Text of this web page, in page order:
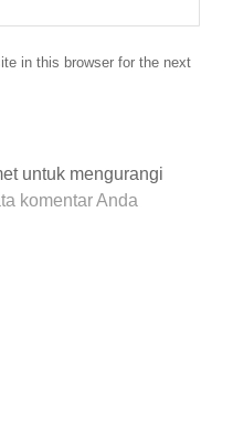
in this browser for the next
untuk mengurangi
komentar Anda